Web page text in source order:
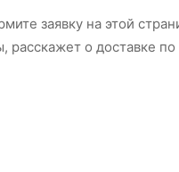
заявку на этой
о доставке по